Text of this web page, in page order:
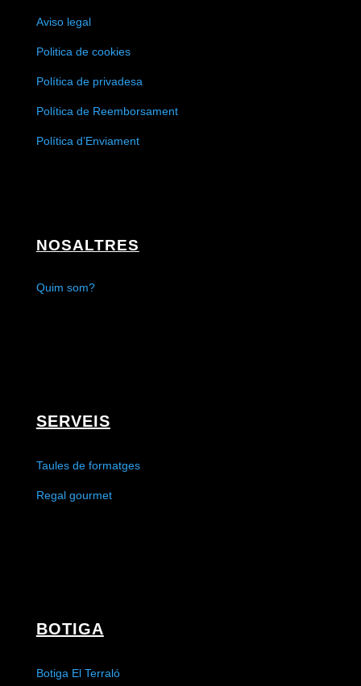
Aviso legal
Politica de cookies
Política de privadesa
Política de Reemborsament
Política d’Enviament
NOSALTRES
Quim som?
SERVEIS
Taules de formatges
Regal gourmet
BOTIGA
Botiga El Terraló